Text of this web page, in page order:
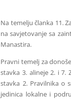
Na temelju članka 11.
na savjetovanje sa
Manastira.
Pravni temelj za
stavka 3. alineje 2. i 7.
stavka 2. Pravilnika o
jedinica lokalne i